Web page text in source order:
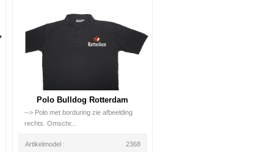
Polo Bulldog Rotterdam
--> Polo met borduring zie afbeelding
rechts. Omschr...
Artikelmodel :
2368